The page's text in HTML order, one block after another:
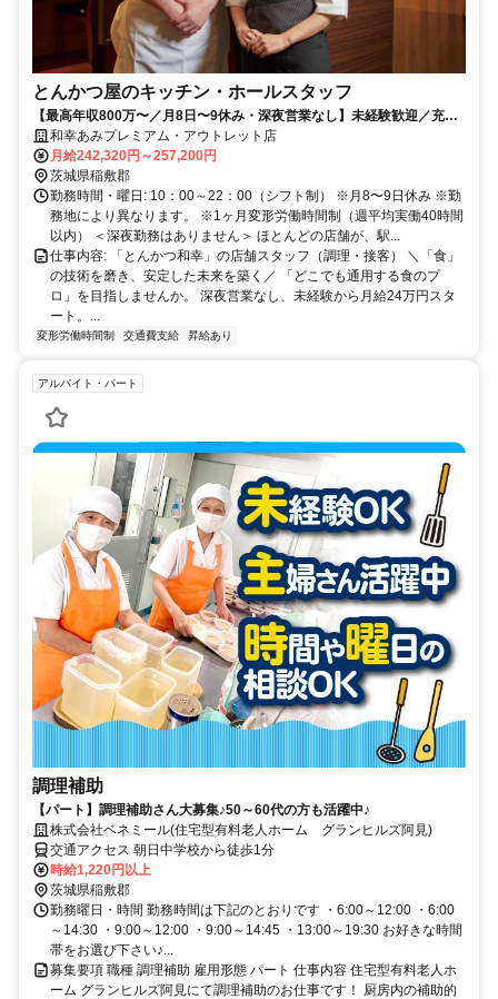
とんかつ屋のキッチン・ホールスタッフ
【最高年収800万〜／月8日〜9休み・深夜営業なし】未経験歓迎／充実
研修／定着率9割超／60年以上の黒字！安定系企業！
和幸あみプレミアム・アウトレット店
月給242,320円～257,200円
茨城県稲敷郡
勤務時間・曜日: 10：00～22：00（シフト制） ※月8〜9日休み ※勤
務地により異なります。 ※1ヶ月変形労働時間制（週平均実働40時間
以内） ＜深夜勤務はありません＞ ほとんどの店舗が、駅...
仕事内容: 「とんかつ和幸」の店舗スタッフ（調理・接客） ＼「食」
の技術を磨き、安定した未来を築く／ 「どこでも通用する食のプ
ロ」を目指しませんか。 深夜営業なし、未経験から月給24万円スタ
ート。...
変形労働時間制 交通費支給 昇給あり
アルバイト・パート
調理補助
【パート】調理補助さん大募集♪50～60代の方も活躍中♪
株式会社ベネミール(住宅型有料老人ホーム グランヒルズ阿見)
交通アクセス 朝日中学校から徒歩1分
時給1,220円以上
茨城県稲敷郡
勤務曜日・時間 勤務時間は下記のとおりです ・6:00～12:00 ・6:00
～14:30 ・9:00～12:00 ・9:00～14:45 ・13:00～19:30 お好きな時間
帯をお選び下さい♪...
募集要項 職種 調理補助 雇用形態 パート 仕事内容 住宅型有料老人ホ
ーム グランヒルズ阿見にて調理補助のお仕事です！ 厨房内の補助的